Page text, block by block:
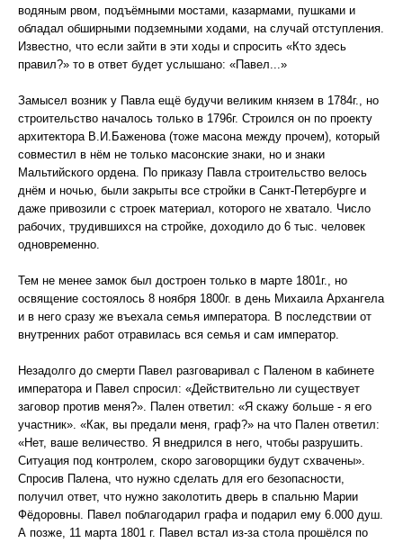
водяным рвом, подъёмными мостами, казармами, пушками и
обладал обширными подземными ходами, на случай отступления.
Известно, что если зайти в эти ходы и спросить «Кто здесь
правил?» то в ответ будет услышано: «Павел...»
Замысел возник у Павла ещё будучи великим князем в 1784г., но
строительство началось только в 1796г. Строился он по проекту
архитектора В.И.Баженова (тоже масона между прочем), который
совместил в нём не только масонские знаки, но и знаки
Мальтийского ордена. По приказу Павла строительство велось
днём и ночью, были закрыты все стройки в Санкт-Петербурге и
даже привозили с строек материал, которого не хватало. Число
рабочих, трудившихся на стройке, доходило до 6 тыс. человек
одновременно.
Тем не менее замок был достроен только в марте 1801г., но
освящение состоялось 8 ноября 1800г. в день Михаила Архангела
и в него сразу же въехала семья императора. В последствии от
внутренних работ отравилась вся семья и сам император.
Незадолго до смерти Павел разговаривал с Паленом в кабинете
императора и Павел спросил: «Действительно ли существует
заговор против меня?». Пален ответил: «Я скажу больше - я его
участник». «Как, вы предали меня, граф?» на что Пален ответил:
«Нет, ваше величество. Я внедрился в него, чтобы разрушить.
Ситуация под контролем, скоро заговорщики будут схвачены».
Спросив Палена, что нужно сделать для его безопасности,
получил ответ, что нужно заколотить дверь в спальню Марии
Фёдоровны. Павел поблагодарил графа и подарил ему 6.000 душ.
А позже, 11 марта 1801 г. Павел встал из-за стола прошёлся по